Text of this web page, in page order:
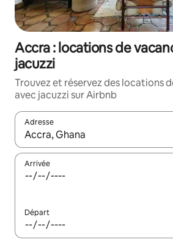
Accra : locations de
jacuzzi
Trouvez et réservez des locations
avec jacuzzi sur Airbnb
Adresse
Lorsque les résultats s'affichent,
Arrivée
Départ